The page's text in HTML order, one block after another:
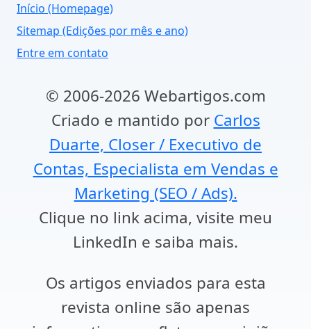
Início (Homepage)
Sitemap (Edições por mês e ano)
Entre em contato
© 2006-2026 Webartigos.com
Criado e mantido por Carlos
Duarte, Closer / Executivo de
Contas, Especialista em Vendas e
Marketing (SEO / Ads).
Clique no link acima, visite meu
LinkedIn e saiba mais.
Os artigos enviados para esta
revista online são apenas